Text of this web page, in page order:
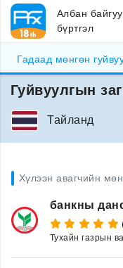
Албан
бүртгэл
Гадаад мөнгөн
Гуйвуулгын
Тайланд
Хүлээн авагчийн
банкны
Тухайн газрын